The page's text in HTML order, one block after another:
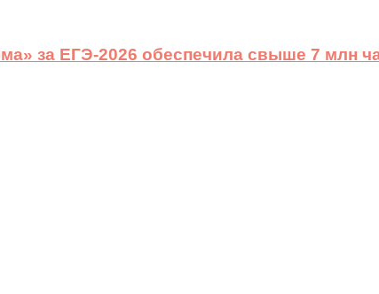
за ЕГЭ-2026 обеспечила свыше 7 млн